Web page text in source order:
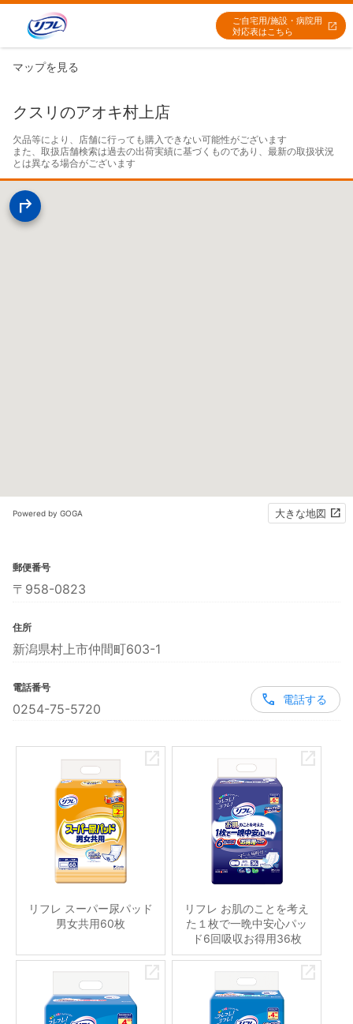
ご自宅用/施設・病院用
対応表はこちら
マップを見る
クスリのアオキ村上店
欠品等により、店舗に行っても購入できない可能性がございます
また、取扱店舗検索は過去の出荷実績に基づくものであり、最新の取扱状況
とは異なる場合がございます
Powered by GOGA 大きな地図
郵便番号
〒958-0823
住所
新潟県村上市仲間町603-1
電話番号
0254-75-5720
電話する
リフレ スーパー尿パッド
男女共用60枚
リフレ お肌のことを考え
た１枚で一晩中安心パッ
ド6回吸収お得用36枚